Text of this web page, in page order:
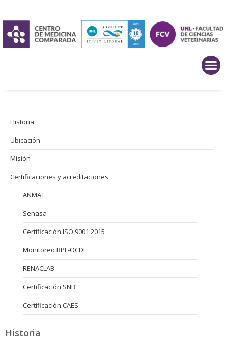
Historia
Ubicación
Misión
Certificaciones y acreditaciones
ANMAT
Senasa
Certificación ISO 9001:2015
Monitoreo BPL-OCDE
RENACLAB
Certificación SNB
Certificación CAES
Historia